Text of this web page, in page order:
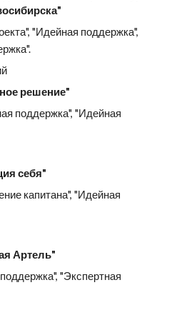
"Идейная поддержка",
решение"
поддержка", "Идейная
себя"
капитана", "Идейная
Артель"
"Экспертная